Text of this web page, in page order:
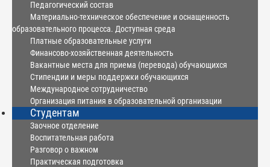
Педагогический состав
Материально-техническое обеспечение и оснащенность
образовательного процесса. Доступная среда
Платные образовательные услуги
Финансово-хозяйственная деятельность
Вакантные места для приема (перевода) обучающихся
Стипендии и меры поддержки обучающихся
Международное сотрудничество
Организация питания в образовательной организации
Студентам
Заочное отделение
Воспитательная работа
Разговор о важном
Практическая подготовка